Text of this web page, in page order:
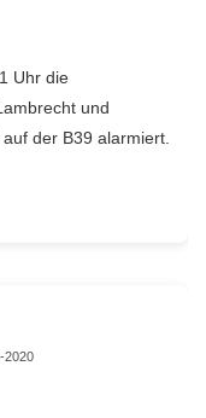
Uhr die
und
der B39 alarmiert.
2020